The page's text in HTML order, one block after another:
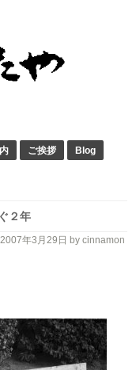
ご挨拶 Blog
２年
2007年3月29日 by cinnamon